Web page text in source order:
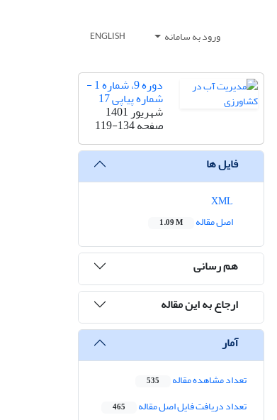
ورود به سامانه ENGLISH
دوره 9، شماره 1 -
شماره پیاپی 17
شهریور 1401
صفحه119-134
فایل ها
اصل مقاله
1.09 M
هم رسانی
ارجاع به این مقاله
آمار
تعداد مشاهده مقاله 535
تعداد دریافت فایل اصل مقاله 465